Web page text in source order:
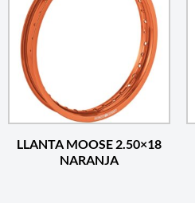
LLANTA MOOSE 2.50×18
NARANJA